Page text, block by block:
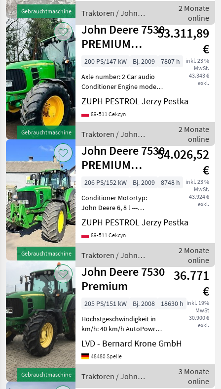
Gebrauchtmaschine
Frontkraftheber
Traktoren / John
Deere
2 Monate
online
Gebrauchtmaschine
John Deere 7530
PREMIUM
AUTOQUAD
53.311,89
€
inkl. 23 %
MwSt.
43.343 €
exkl.
200 PS/147 kW Bj. 2009
7807 h
Axle number: 2 Car audio
Conditioner Engine model:
6 cylindrowy TURBO
intercooler Engine volume:
6788 Gearbox engine turbo
Używany - bardzo d
ZUPH PESTROL Jerzy Pestka
89-511 Cekcyn
Traktoren / John
Deere
2 Monate
online
Gebrauchtmaschine
John Deere 7530
PREMIUM
AUTOPOWER
54.026,52
€
inkl. 23 %
MwSt.
43.924 €
exkl.
206 PS/152 kW Bj. 2009
8748 h
Conditioner Motortyp:
John Deere 6, 8 l ---
Zustand: Gebraucht – sehr
guter Zustand
Antriebsräder: 4 Räder
Frontkraftheber,
Frontachse, Klimaanlage,
ge
ZUPH PESTROL Jerzy Pestka
89-511 Cekcyn
Traktoren / John
Deere
2 Monate
online
Gebrauchtmaschine
John Deere 7530
Premium
36.771
€
inkl. 19%
MwSt
30.900 €
exkl.
205 PS/151 kW Bj. 2008
18630 h
Höchstgeschwindigkeit in
km/h: 40 km/h AutoPowr
40 km/h - stufenlos,
Zapfwelle: 540/540E/1000
U/min., 3 dw. Steuergeräte,
gefederte Kabine, Dr
LVD - Bernard Krone GmbH
48480 Spelle
Traktoren / John
Deere
3 Monate
online